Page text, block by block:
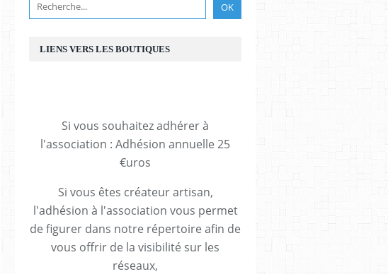
LIENS VERS LES BOUTIQUES
Si vous souhaitez adhérer à
l'association : Adhésion annuelle 25
€uros
Si vous êtes créateur artisan,
l'adhésion à l'association vous permet
de figurer dans notre répertoire afin de
vous offrir de la visibilité sur les
réseaux,